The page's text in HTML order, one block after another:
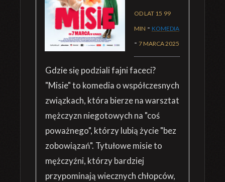
OD LAT 15 99
MIN - KOMEDIA
- 7 MARCA 2025
Gdzie się podziali fajni faceci?
"Misie" to komedia o współczesnych
związkach, która bierze na warsztat
mężczyzn niegotowych na "coś
poważnego", którzy lubią życie "bez
zobowiązań". Tytułowe misie to
mężczyźni, którzy bardziej
przypominają wiecznych chłopców,